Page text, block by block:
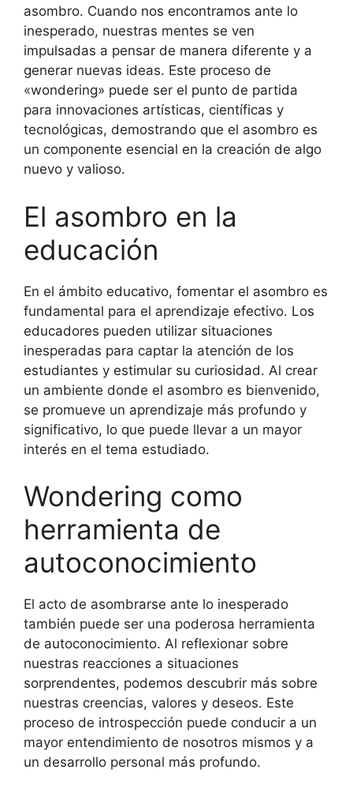
asombro. Cuando nos encontramos ante lo
inesperado, nuestras mentes se ven
impulsadas a pensar de manera diferente y a
generar nuevas ideas. Este proceso de
«wondering» puede ser el punto de partida
para innovaciones artísticas, científicas y
tecnológicas, demostrando que el asombro es
un componente esencial en la creación de algo
nuevo y valioso.
El asombro en la
educación
En el ámbito educativo, fomentar el asombro es
fundamental para el aprendizaje efectivo. Los
educadores pueden utilizar situaciones
inesperadas para captar la atención de los
estudiantes y estimular su curiosidad. Al crear
un ambiente donde el asombro es bienvenido,
se promueve un aprendizaje más profundo y
significativo, lo que puede llevar a un mayor
interés en el tema estudiado.
Wondering como
herramienta de
autoconocimiento
El acto de asombrarse ante lo inesperado
también puede ser una poderosa herramienta
de autoconocimiento. Al reflexionar sobre
nuestras reacciones a situaciones
sorprendentes, podemos descubrir más sobre
nuestras creencias, valores y deseos. Este
proceso de introspección puede conducir a un
mayor entendimiento de nosotros mismos y a
un desarrollo personal más profundo.